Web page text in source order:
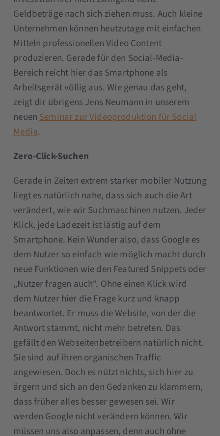
Geldbeträge nach sich ziehen muss. Auch kleine
Unternehmen können heutzutage mit einfachen
Mitteln professionellen Video Content
produzieren. Gerade für den Social-Media-
Bereich reicht hier das Smartphone als
Arbeitsgerät völlig aus. Wie genau das geht,
zeigt dir übrigens Jens Neumann in unserem
neuenSeminar zur Videoproduktion für Social
Media.
Zero-Click-Suchen
Gerade in Zeiten extrem starker mobiler Nutzung
liegt es natürlich nahe, dass sich auch die Art
verändert, wie wir Suchmaschinen nutzen. Jeder
Klick, jede Ladezeit ist lästig auf dem
Smartphone. Kein Wunder also, dass Google es
dem Nutzer so einfach wie möglich macht durch
neue Funktionen wie den Featured Snippets oder
„Nutzer fragen auch“. Ohne einen Klick wird
dem Nutzer hier die Frage kurz und knapp
beantwortet. Er muss die Website, von der die
Antwort stammt, nicht mehr betreten. Das
gefällt den Webseitenbetreibern natürlich nicht.
Sie sind auf ihren organischen Traffic
angewiesen. Doch es nützt nichts, sich hier zu
ärgern und sich an den Gedanken zu klammern,
dass früher alles besser gewesen sei. Wir
werden Google nicht verändern können. Wir
müssen uns also anpassen, denn auch ohne